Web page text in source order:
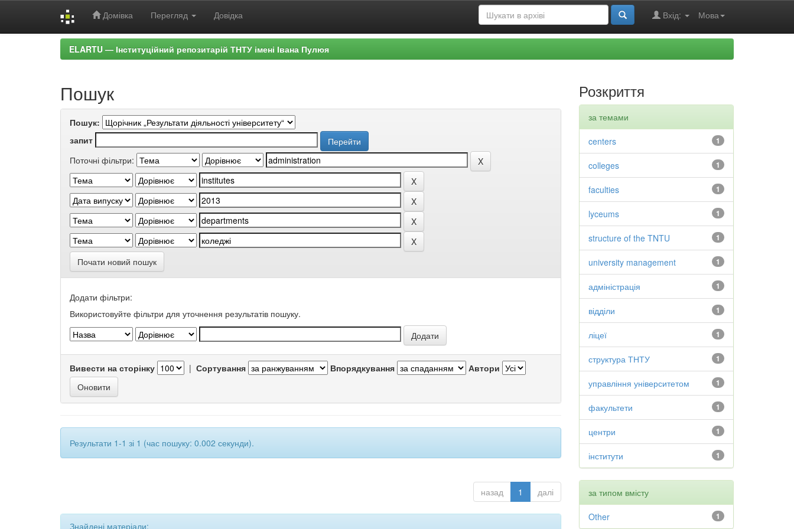
Домівка Перегляд Довідка Мова
Вхід:
ELARTU — Інституційний репозитарій ТНТУ імені Івана Пулюя
Пошук
Пошук:
запит
Поточні фільтри:
Почати новий пошук
Додати фільтри:
Використовуйте фільтри для уточнення результатів пошуку.
Вивести на сторінку | Сортування Впорядкування Автори
Результати 1-1 зі 1 (час пошуку: 0.002 секунди).
назад 1 далі
Знайдені матеріали:
Розкриття
за темами
1
centers
1
colleges
1
faculties
1
lyceums
1
structure of the TNTU
1
university management
1
адміністрація
1
відділи
1
ліцеї
1
структура ТНТУ
1
управління університетом
1
факультети
1
центри
1
інститути
за типом вмісту
1
Other